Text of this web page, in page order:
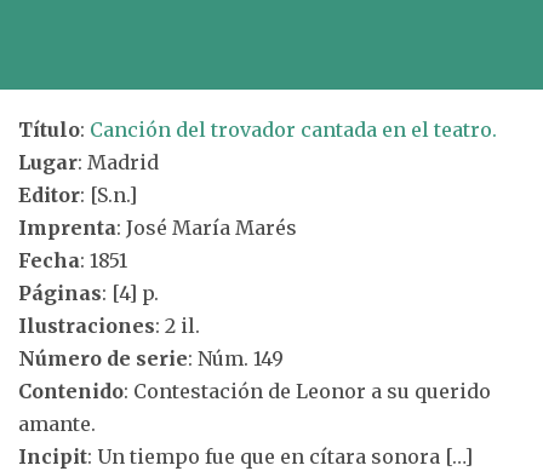
Título: Canción del trovador cantada en el teatro.
Lugar: Madrid
Editor: [S.n.]
Imprenta: José María Marés
Fecha: 1851
Páginas: [4] p.
Ilustraciones: 2 il.
Número de serie: Núm. 149
Contenido: Contestación de Leonor a su querido
amante.
Incipit: Un tiempo fue que en cítara sonora […]